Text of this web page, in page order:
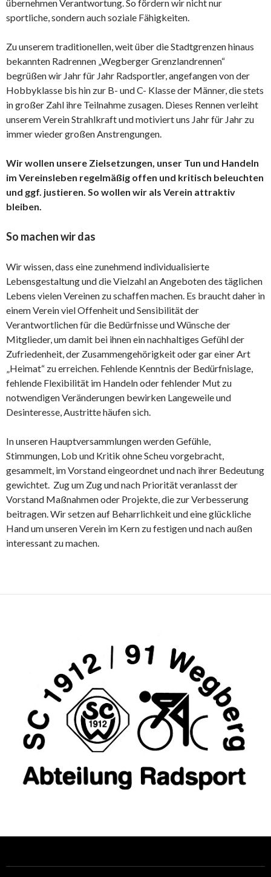
übernehmen Verantwortung. So fördern wir nicht nur
sportliche, sondern auch soziale Fähigkeiten.
Zu unserem traditionellen, weit über die Stadtgrenzen hinaus
bekannten Radrennen „Wegberger Grenzlandrennen“
begrüßen wir Jahr für Jahr Radsportler, angefangen von der
Hobbyklasse bis hin zur B- und C- Klasse der Männer, die stets
in großer Zahl ihre Teilnahme zusagen. Dieses Rennen verleiht
unserem Verein Strahlkraft und motiviert uns Jahr für Jahr zu
immer wieder großen Anstrengungen.
Wir wollen unsere Zielsetzungen, unser Tun und Handeln
im Vereinsleben regelmäßig offen und kritisch beleuchten
und ggf. justieren. So wollen wir als Verein attraktiv
bleiben.
So machen wir das
Wir wissen, dass eine zunehmend individualisierte
Lebensgestaltung und die Vielzahl an Angeboten des täglichen
Lebens vielen Vereinen zu schaffen machen. Es braucht daher in
einem Verein viel Offenheit und Sensibilität der
Verantwortlichen für die Bedürfnisse und Wünsche der
Mitglieder, um damit bei ihnen ein nachhaltiges Gefühl der
Zufriedenheit, der Zusammengehörigkeit oder gar einer Art
„Heimat“ zu erreichen. Fehlende Kenntnis der Bedürfnislage,
fehlende Flexibilität im Handeln oder fehlender Mut zu
notwendigen Veränderungen bewirken Langeweile und
Desinteresse, Austritte häufen sich.
In unseren Hauptversammlungen werden Gefühle,
Stimmungen, Lob und Kritik ohne Scheu vorgebracht,
gesammelt, im Vorstand eingeordnet und nach ihrer Bedeutung
gewichtet. Zug um Zug und nach Priorität veranlasst der
Vorstand Maßnahmen oder Projekte, die zur Verbesserung
beitragen. Wir setzen auf Beharrlichkeit und eine glückliche
Hand um unseren Verein im Kern zu festigen und nach außen
interessant zu machen.